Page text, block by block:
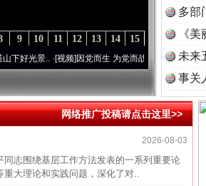
15
14
13
12
11
10
9
光景..·[视频] 因党而生 为党而战——百年“纪”事⑧加强
多部
《
未来
事关
网络推广投稿请点击这里>>
2026-08-03
围绕基层工作方法发表的一系列重要论
大理论和实践问题，深化了对..